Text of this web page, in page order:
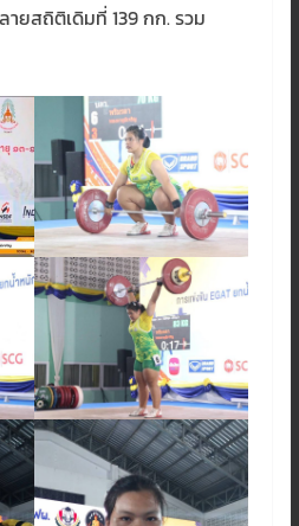
ายสถิติเดิมที่ 139 กก. รวม